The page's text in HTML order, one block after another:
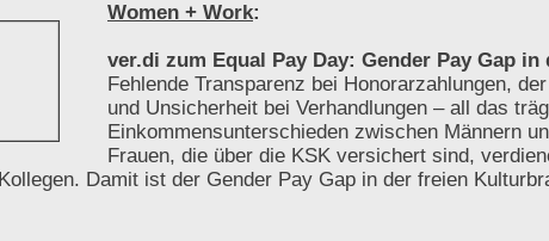
Women + Work:
ver.di zum Equal Pay Day: Gender Pay Gap
Fehlende Transparenz bei Honorarzahlungen,
und Unsicherheit bei Verhandlungen – all das
Einkommensunterschieden zwischen Männern
Frauen, die über die KSK versichert sind,
Damit ist der Gender Pay Gap in der freien